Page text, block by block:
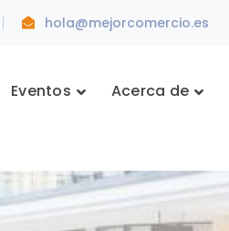
hola@mejorcomercio.es
Eventos Acerca de